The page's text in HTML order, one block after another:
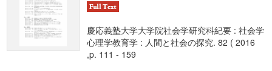
慶応義塾大学大学院社会学研究科紀要 : 社会学
心理学教育学 : 人間と社会の探究. 82 ( 2016
,p. 111 - 159